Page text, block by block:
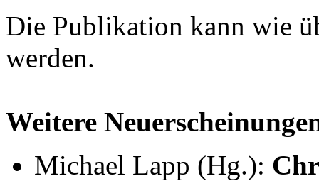
Die Publikation kann wie
werden.
Weitere
Michael Lapp (Hg.):